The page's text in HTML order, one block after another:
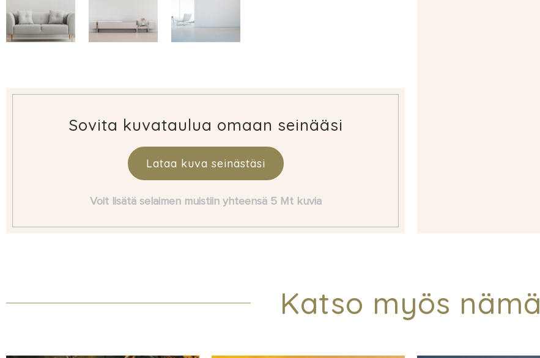
Sovita kuvataulua omaan seinääsi
Lataa kuva seinästäsi
Voit lisätä selaimen muistiin yhteensä 5 Mt kuvia
Katso myös nämä